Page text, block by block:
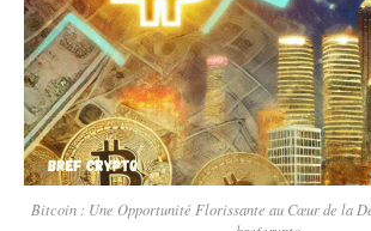
Bitcoin : Une Opportunité Florissante au Cœur de la